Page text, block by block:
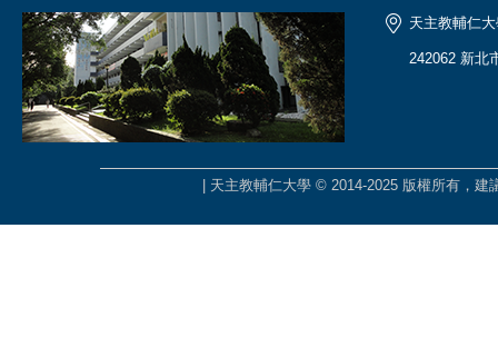
天主教輔仁
242062 新北
| 天主教輔仁大學 © 2014-2025 版權所有，